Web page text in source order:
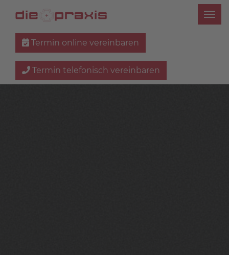
Termin online vereinbaren
Termin telefonisch vereinbaren